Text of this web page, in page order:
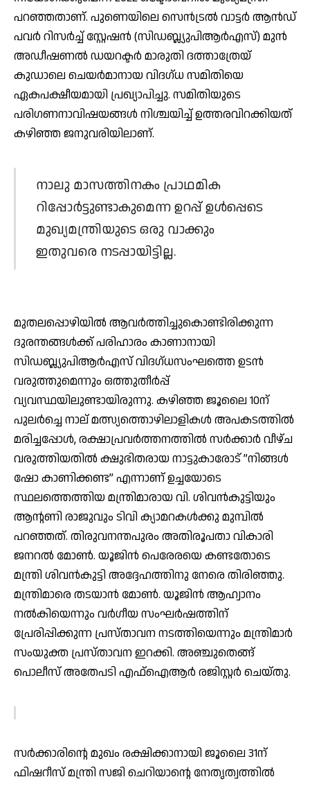
പറഞ്ഞതാണ്. പുണെയിലെ സെന്‍ട്രല്‍ വാട്ടര്‍ ആന്‍ഡ്
പവര്‍ റിസര്‍ച്ച് സ്റ്റേഷന്‍ (സിഡബ്ല്യുപിആര്‍എസ്) മുന്‍
അഡീഷണല്‍ ഡയറക്ടര്‍ മാരുതി ദത്താത്രേയ്
കുഡാലെ ചെയര്‍മാനായ വിദഗ്ധ സമിതിയെ
ഏകപക്ഷീയമായി പ്രഖ്യാപിച്ചു. സമിതിയുടെ
പരിഗണനാവിഷയങ്ങള്‍ നിശ്ചയിച്ച് ഉത്തരവിറക്കിയത്
കഴിഞ്ഞ ജനുവരിയിലാണ്.
നാലു മാസത്തിനകം പ്രാഥമിക
റിപ്പോര്‍ട്ടുണ്ടാകുമെന്ന ഉറപ്പ് ഉള്‍പ്പെടെ
മുഖ്യമന്ത്രിയുടെ ഒരു വാക്കും
ഇതുവരെ നടപ്പായിട്ടില്ല.
മുതലപ്പൊഴിയില്‍ ആവര്‍ത്തിച്ചുകൊണ്ടിരിക്കുന്ന
ദുരന്തങ്ങള്‍ക്ക് പരിഹാരം കാണാനായി
സിഡബ്ല്യുപിആര്‍എസ് വിദഗ്ധസംഘത്തെ ഉടന്‍
വരുത്തുമെന്നും ഒത്തുതീര്‍പ്പ്
വ്യവസ്ഥയിലുണ്ടായിരുന്നു. കഴിഞ്ഞ ജൂലൈ 10ന്
പുലര്‍ച്ചെ നാല് മത്സ്യത്തൊഴിലാളികള്‍ അപകടത്തില്‍
മരിച്ചപ്പോള്‍, രക്ഷാപ്രവര്‍ത്തനത്തില്‍ സര്‍ക്കാര്‍ വീഴ്ച
വരുത്തിയതില്‍ ക്ഷുഭിതരായ നാട്ടുകാരോട് ”നിങ്ങള്‍
ഷോ കാണിക്കണ്ട” എന്നാണ് ഉച്ചയോടെ
സ്ഥലത്തെത്തിയ മന്ത്രിമാരായ വി. ശിവന്‍കുട്ടിയും
ആന്റണി രാജുവും ടിവി ക്യാമറകള്‍ക്കു മുമ്പില്‍
പറഞ്ഞത്. തിരുവനന്തപുരം അതിരൂപതാ വികാരി
ജനറല്‍ മോണ്‍. യൂജിന്‍ പെരേരയെ കണ്ടതോടെ
മന്ത്രി ശിവന്‍കുട്ടി അദ്ദേഹത്തിനു നേരെ തിരിഞ്ഞു.
മന്ത്രിമാരെ തടയാന്‍ മോണ്‍. യൂജിന്‍ ആഹ്വാനം
നല്‍കിയെന്നും വര്‍ഗീയ സംഘര്‍ഷത്തിന്
പ്രേരിപ്പിക്കുന്ന പ്രസ്താവന നടത്തിയെന്നും മന്ത്രിമാര്‍
സംയുക്ത പ്രസ്താവന ഇറക്കി. അഞ്ചുതെങ്ങ്
പൊലീസ് അതേപടി എഫ്ഐആര്‍ രജിസ്റ്റര്‍ ചെയ്തു.
സര്‍ക്കാരിന്റെ മുഖം രക്ഷിക്കാനായി ജൂലൈ 31ന്
ഫിഷറീസ് മന്ത്രി സജി ചെറിയാന്റെ നേതൃത്വത്തില്‍